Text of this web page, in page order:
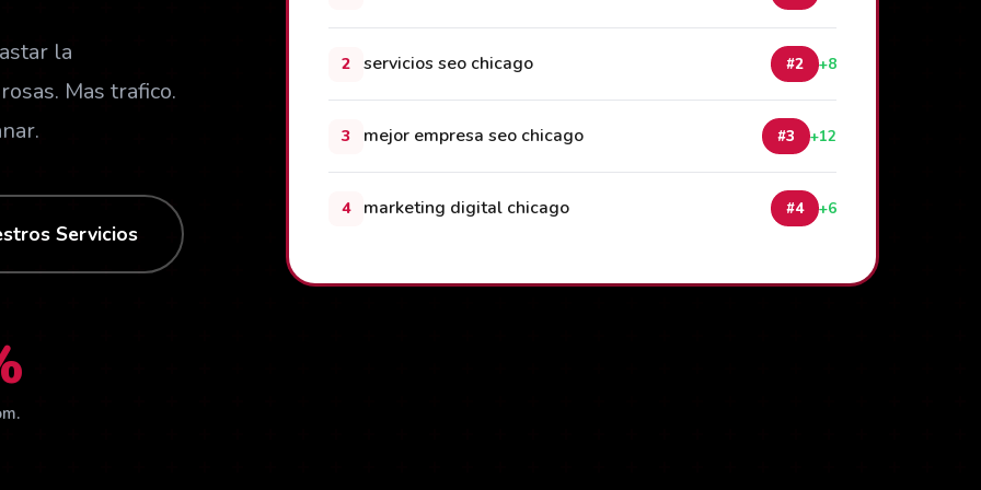
la
Mas trafico.
Servicios
2 servicios seo chicago #2 +8
3 mejor empresa seo chicago #3 +12
4 marketing digital chicago #4 +6